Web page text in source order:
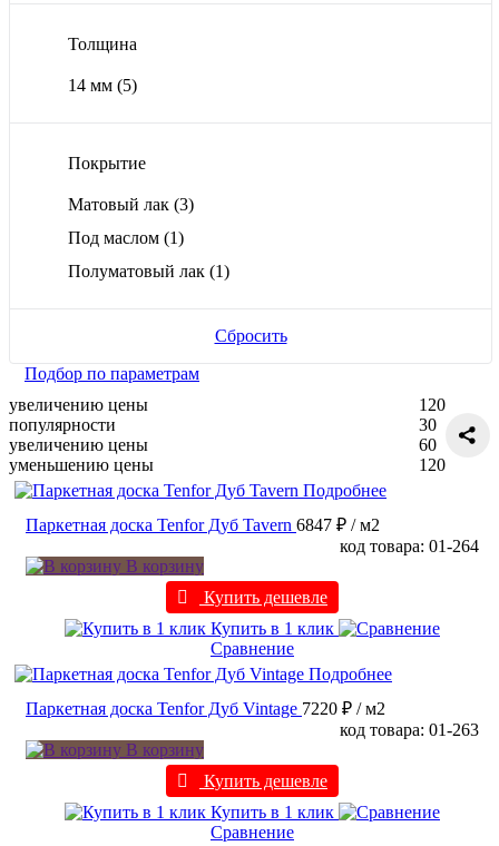
Толщина
14 мм (5)
Покрытие
Матовый лак (3)
Под маслом (1)
Полуматовый лак (1)
Сбросить
Подбор по параметрам
увеличению цены
популярности
увеличению цены
уменьшению цены
120
30
60
120
Подробнее
Паркетная доска Tenfor Дуб Tavern 6847 ₽ / м2
код товара: 01-264
В корзину
Купить дешевле
Купить в 1 клик
Сравнение
Подробнее
Паркетная доска Tenfor Дуб Vintage 7220 ₽ / м2
код товара: 01-263
В корзину
Купить дешевле
Купить в 1 клик
Сравнение